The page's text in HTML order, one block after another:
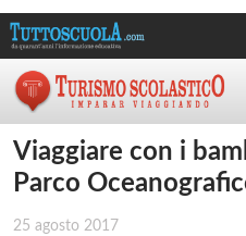
Viaggiare con i
Parco
25 agosto 2017